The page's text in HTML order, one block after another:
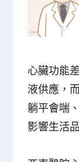
心臟功能
液供應，
躺平會喘
影響生活